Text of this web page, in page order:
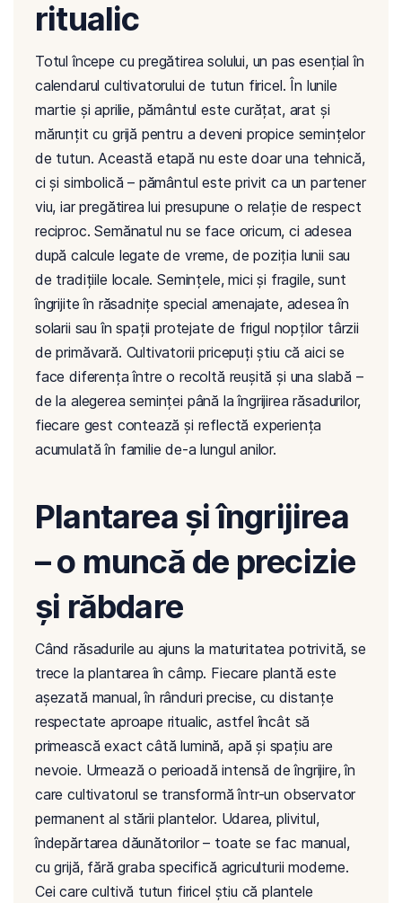
ritualic
Totul începe cu pregătirea solului, un pas esențial în
calendarul cultivatorului de tutun firicel. În lunile
martie și aprilie, pământul este curățat, arat și
mărunțit cu grijă pentru a deveni propice semințelor
de tutun. Această etapă nu este doar una tehnică,
ci și simbolică – pământul este privit ca un partener
viu, iar pregătirea lui presupune o relație de respect
reciproc. Semănatul nu se face oricum, ci adesea
după calcule legate de vreme, de poziția lunii sau
de tradițiile locale. Semințele, mici și fragile, sunt
îngrijite în răsadnițe special amenajate, adesea în
solarii sau în spații protejate de frigul nopților târzii
de primăvară. Cultivatorii pricepuți știu că aici se
face diferența între o recoltă reușită și una slabă –
de la alegerea seminței până la îngrijirea răsadurilor,
fiecare gest contează și reflectă experiența
acumulată în familie de-a lungul anilor.
Plantarea și îngrijirea
– o muncă de precizie
și răbdare
Când răsadurile au ajuns la maturitatea potrivită, se
trece la plantarea în câmp. Fiecare plantă este
așezată manual, în rânduri precise, cu distanțe
respectate aproape ritualic, astfel încât să
primească exact câtă lumină, apă și spațiu are
nevoie. Urmează o perioadă intensă de îngrijire, în
care cultivatorul se transformă într-un observator
permanent al stării plantelor. Udarea, plivitul,
îndepărtarea dăunătorilor – toate se fac manual,
cu grijă, fără graba specifică agriculturii moderne.
Cei care cultivă tutun firicel știu că plantele